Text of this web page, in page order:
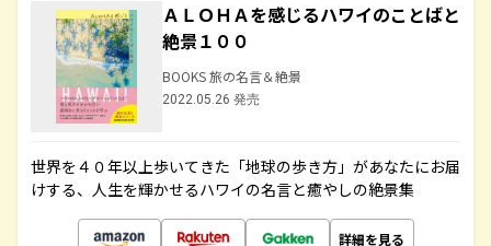
ＡＬＯＨＡを感じるハワイのことばと
絶景１００
BOOKS 旅の名言＆絶景
2022.05.26 発売
世界を４０年以上歩いてきた「地球の歩き方」があなたにお届
けする、人生を輝かせるハワイの名言と癒やしの絶景集
詳細を見る